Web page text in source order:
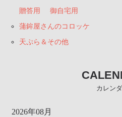
贈答用
御自宅用
蒲鉾屋さんのコロッケ
天ぷら＆その他
カレン
2026年08月